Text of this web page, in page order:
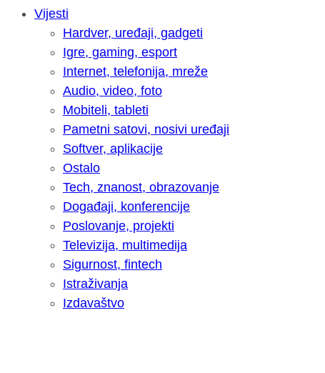
Vijesti
Hardver, uređaji, gadgeti
Igre, gaming, esport
Internet, telefonija, mreže
Audio, video, foto
Mobiteli, tableti
Pametni satovi, nosivi uređaji
Softver, aplikacije
Ostalo
Tech, znanost, obrazovanje
Događaji, konferencije
Poslovanje, projekti
Televizija, multimedija
Sigurnost, fintech
Istraživanja
Izdavaštvo